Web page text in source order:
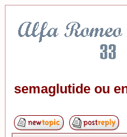
semaglutide ou